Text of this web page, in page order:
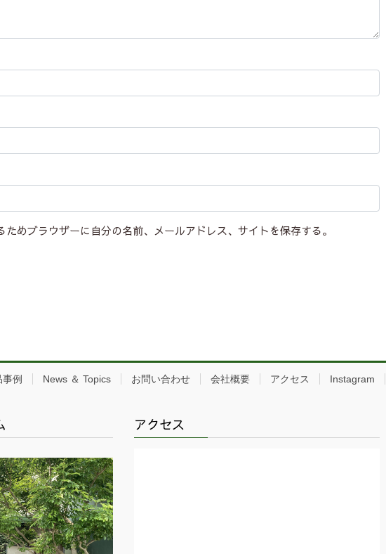
めブラウザーに自分の名前、メールアドレス、サイトを保存する。
例 News ＆ Topics お問い合わせ 会社概要 アクセス Instagram
アクセス